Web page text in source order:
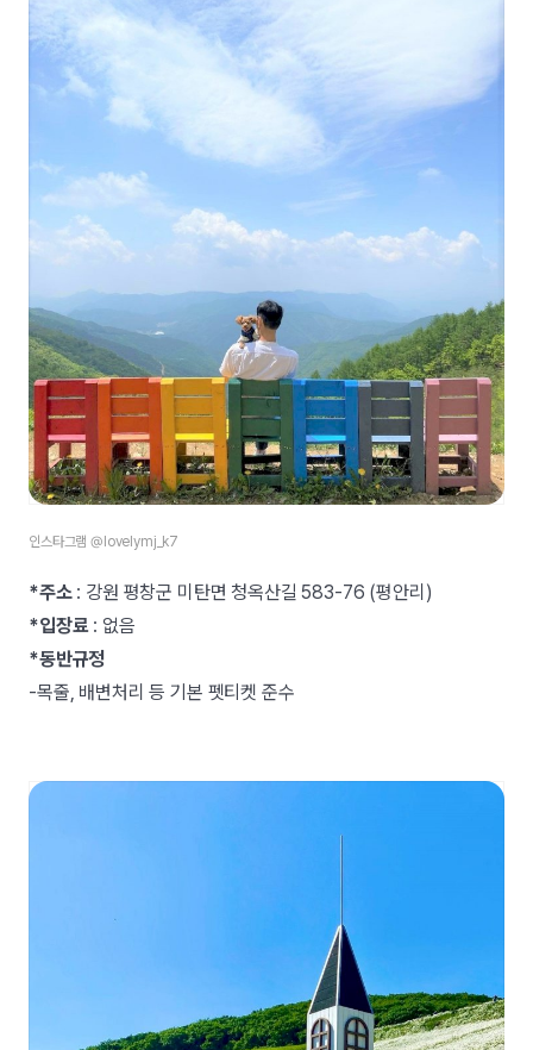
인스타그램 @lovelymj_k7
*주소 : 강원 평창군 미탄면 청옥산길 583-76 (평안리)
*입장료 : 없음
*동반규정
-목줄, 배변처리 등 기본 펫티켓 준수